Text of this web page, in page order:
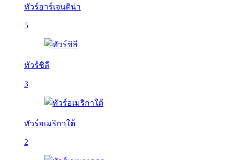
ทัวร์อาร์เจนติน่า
5
ทัวร์ชิลี
3
ทัวร์อเมริกาใต้
2